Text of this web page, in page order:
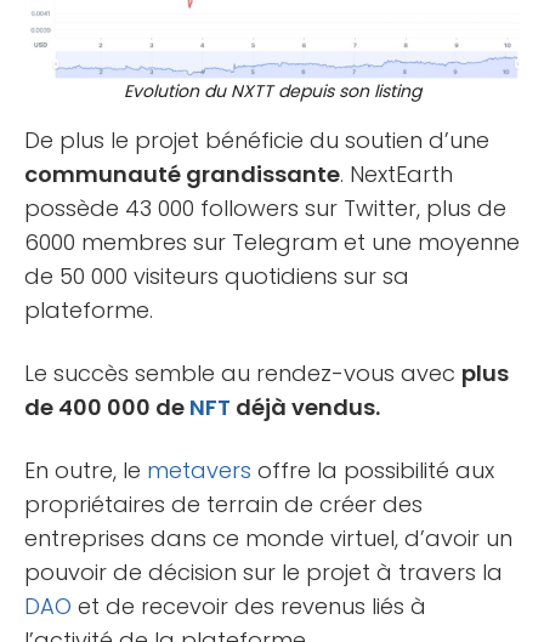
Evolution du NXTT depuis son listing
De plus le projet bénéficie du soutien d’une
communauté grandissante. NextEarth
possède 43 000 followers sur Twitter, plus de
6000 membres sur Telegram et une moyenne
de 50 000 visiteurs quotidiens sur sa
plateforme.
Le succès semble au rendez-vous avec plus
de 400 000 de NFT déjà vendus.
En outre, le metavers offre la possibilité aux
propriétaires de terrain de créer des
entreprises dans ce monde virtuel, d’avoir un
pouvoir de décision sur le projet à travers la
DAO et de recevoir des revenus liés à